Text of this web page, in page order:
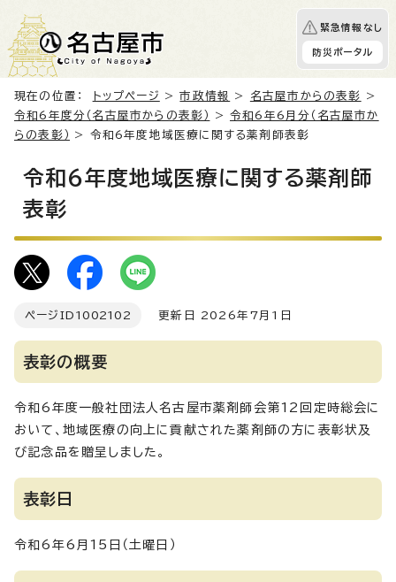
緊急情報なし
防災ポータル
現在の位置： トップページ >市政情報 > 名古屋市からの表彰
>
令和6年度分（名古屋市からの表彰）
>令和6年6月分（名古屋市か
らの表彰）
> 令和6年度地域医療に関する薬剤師表彰
令和6年度地域医療に関する薬剤師
表彰
ページID 1002102 更新日 2026年7月1日
表彰の概要
令和6年度一般社団法人名古屋市薬剤師会第12回定時総会に
おいて、地域医療の向上に貢献された薬剤師の方に表彰状及
び記念品を贈呈しました。
表彰日
令和6年6月15日（土曜日）